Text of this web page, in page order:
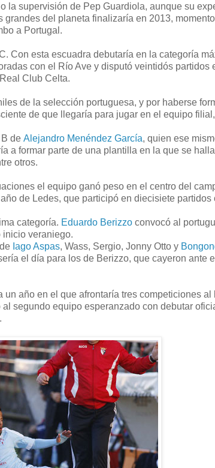
la supervisión de Pep Guardiola, aunque su
grandes del planeta finalizaría en 2013,
a Portugal.
Con esta escuadra debutaría en la categoría
con el Río Ave y disputó veintidós partidos
Club Celta.
de la selección portuguesa, y por haberse
de que llegaría para jugar en el equipo
de Alejandro Menéndez García, quien ese
a formar parte de una plantilla en la que se
otros.
el equipo ganó peso en el centro del
de Ledes, que participó en diecisiete partidos
categoría. Eduardo Berizzo convocó al
inicio veraniego.
Iago Aspas, Wass, Sergio, Jonny Otto y
el día para los de Berizzo, que cayeron ante
año en el que afrontaría tres competiciones al
segundo equipo esperanzado con debutar